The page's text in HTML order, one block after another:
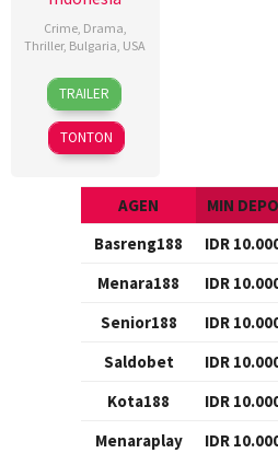
Crime, Drama,
Thriller, Bulgaria, USA
7
Dec
2017
Paul
Solet
TRAILER
TONTON
AGEN MIN DEPO
Basreng188
IDR
Menara188
IDR
Senior188
IDR
Saldobet
IDR
Kota188
IDR
Menaraplay
IDR